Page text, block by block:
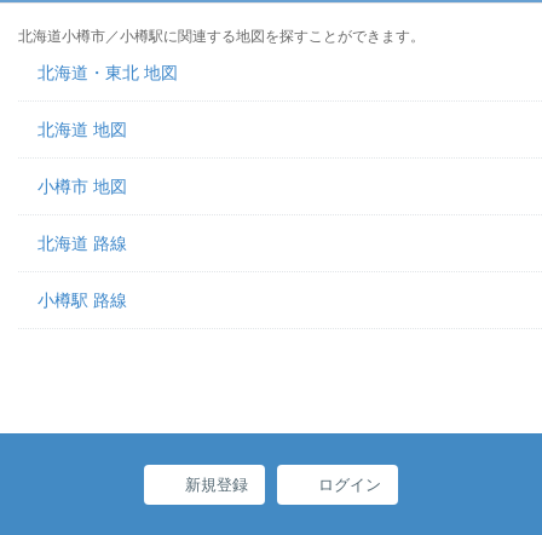
北海道小樽市／小樽駅に関連する地図を探すことができます。
北海道・東北 地図
北海道 地図
小樽市 地図
北海道 路線
小樽駅 路線
新規登録 ログイン